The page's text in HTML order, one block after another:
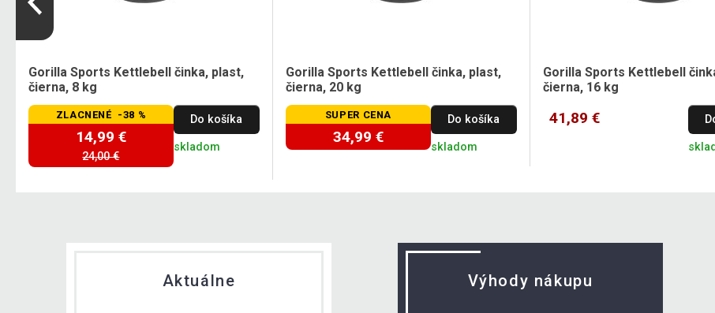
Gorilla Sports Kettlebell činka, plast,
čierna, 8 kg
ZLACNENÉ -38 %
14,99 €
24,00 €
Do košíka
skladom
Gorilla Sports Kettlebell činka, plast,
čierna, 20 kg
SUPER CENA
34,99 €
Do košíka
skladom
Gorilla Sports Kettlebell
čierna, 16 kg
41,89 €
Aktuálne Výhody nákupu